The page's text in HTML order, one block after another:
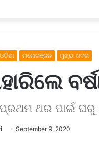
ଓଡ଼ିଶା ମନୋରଞ୍ଜନ ମୁଖ୍ୟ ଖବର
ଥର ପାଇଁ ଘରୁ
September 9, 2020